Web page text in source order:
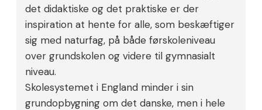
det didaktiske og det praktiske er der
inspiration at hente for alle, som beskæftiger
sig med naturfag, på både førskoleniveau
over grundskolen og videre til gymnasialt
niveau.
Skolesystemet i England minder i sin
grundopbygning om det danske, men i hele